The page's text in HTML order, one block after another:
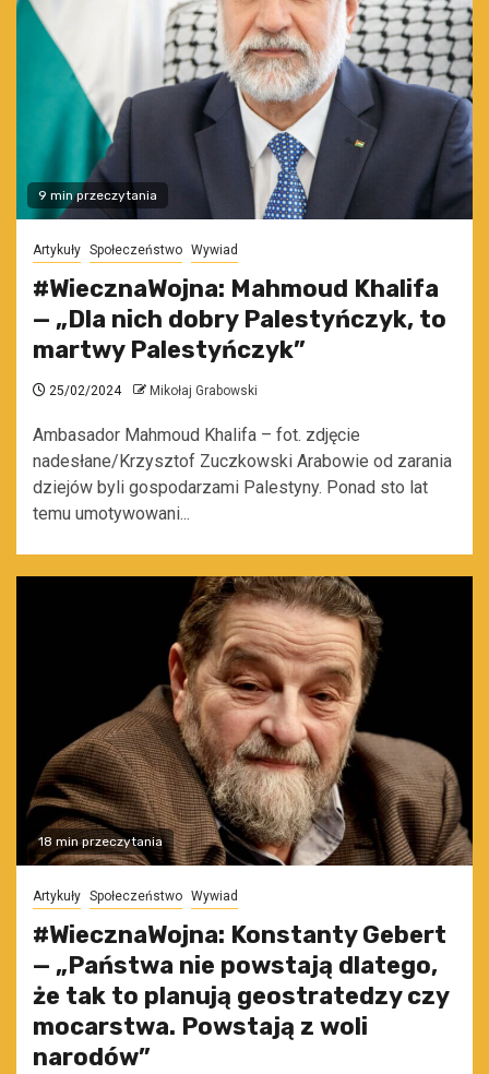
9 min przeczytania
Artykuły Społeczeństwo Wywiad
#WiecznaWojna: Mahmoud Khalifa
— „Dla nich dobry Palestyńczyk, to
martwy Palestyńczyk”
25/02/2024 Mikołaj Grabowski
Ambasador Mahmoud Khalifa – fot. zdjęcie
nadesłane/Krzysztof Zuczkowski Arabowie od zarania
dziejów byli gospodarzami Palestyny. Ponad sto lat
temu umotywowani...
18 min przeczytania
Artykuły Społeczeństwo Wywiad
#WiecznaWojna: Konstanty Gebert
— „Państwa nie powstają dlatego,
że tak to planują geostratedzy czy
mocarstwa. Powstają z woli
narodów”